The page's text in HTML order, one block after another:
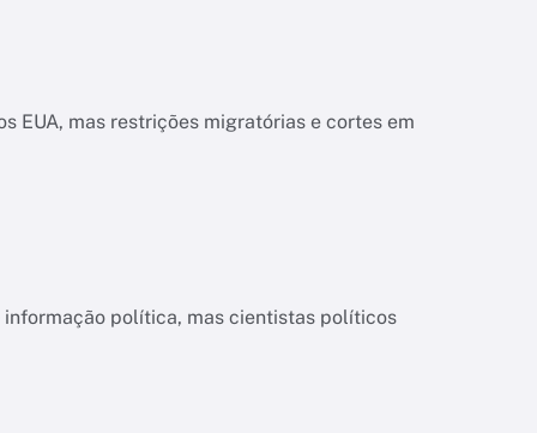
EUA, mas restrições migratórias e cortes em
política, mas cientistas políticos